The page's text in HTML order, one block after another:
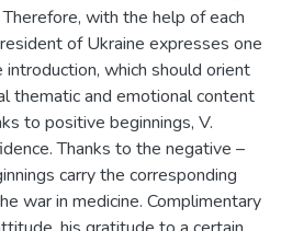
with the help of each
of Ukraine expresses one
which should orient
thematic and emotional content
to positive beginnings, V.
Thanks to the negative –
carry the corresponding
war in medicine. Complimentary